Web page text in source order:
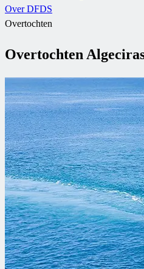
Over DFDS
Overtochten
Overtochten